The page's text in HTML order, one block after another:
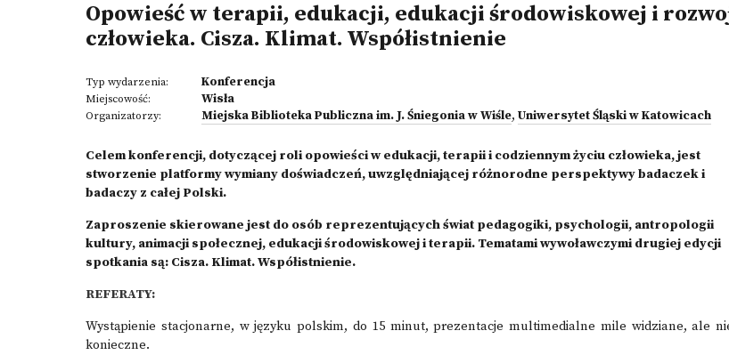
Opowieść w terapii, edukacji, edukacji środowiskowej i
człowieka. Cisza. Klimat. Współistnienie
Typ wydarzenia: Konferencja
Miejscowość: Wisła
Organizatorzy: Miejska Biblioteka Publiczna im. J. Śniegonia w Wiśle, Uniwersytet Śląski w Katowicach
Celem konferencji, dotyczącej roli opowieści w edukacji, terapii i codziennym życiu człowieka, jest
stworzenie platformy wymiany doświadczeń, uwzględniającej różnorodne perspektywy badaczek i
badaczy z całej Polski.
Zaproszenie skierowane jest do osób reprezentujących świat pedagogiki, psychologii, antropologii
kultury, animacji społecznej, edukacji środowiskowej i terapii. Tematami wywoławczymi drugiej edycji
spotkania są: Cisza. Klimat. Współistnienie.
REFERATY:
Wystąpienie stacjonarne, w języku polskim, do 15 minut, prezentacje multimedialne mile widziane, ale
konieczne.